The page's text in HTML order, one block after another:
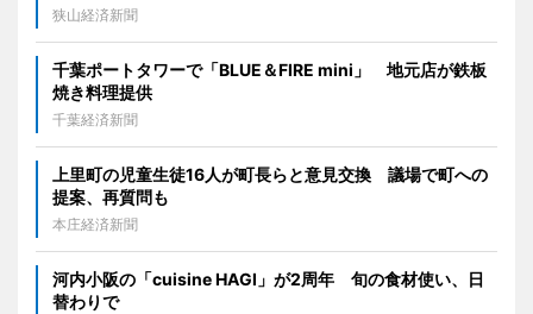
狭山経済新聞
千葉ポートタワーで「BLUE＆FIRE mini」 地元店が鉄板
焼き料理提供
千葉経済新聞
上里町の児童生徒16人が町長らと意見交換 議場で町への
提案、再質問も
本庄経済新聞
河内小阪の「cuisine HAGI」が2周年 旬の食材使い、日
替わりで